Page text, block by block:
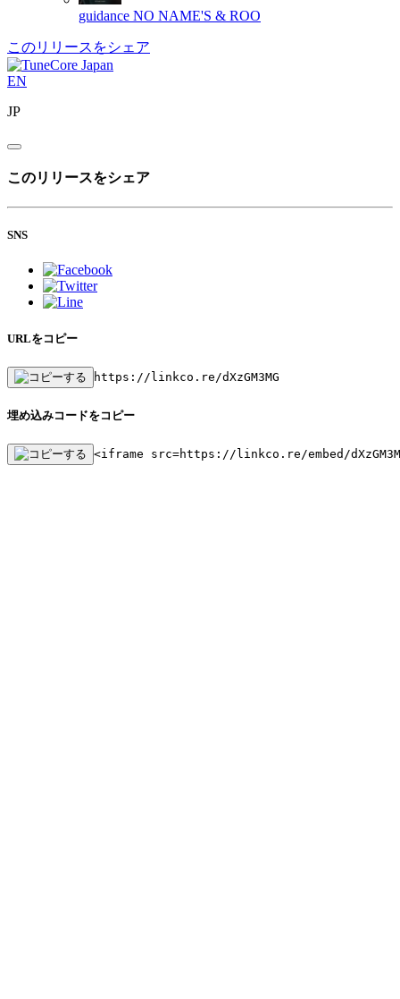
guidance NO NAME'S & ROO
このリリースをシェア
EN
JP
このリリースをシェア
SNS
URLをコピー
https://linkco.re/dXzGM3MG
埋め込みコードをコピー
<iframe src=https://linkco.re/embed/